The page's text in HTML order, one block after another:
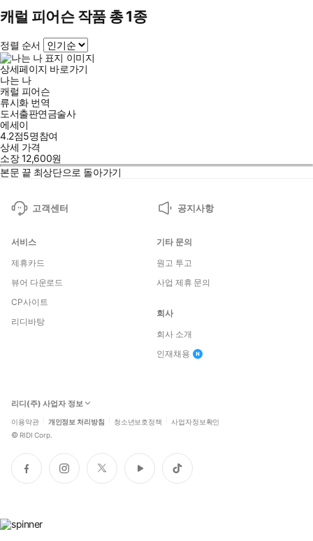
캐럴 피어슨 작품 총 1종
정렬 순서
상세페이지 바로가기
나는 나
캐럴 피어슨
류시화번역
도서출판연금술사
에세이
4.2점5명참여
상세 가격
소장12,600원
본문 끝 최상단으로 돌아가기
고객센터 공지사항
서비스
제휴카드
뷰어 다운로드
CP사이트
리디바탕
기타 문의
원고 투고
사업 제휴 문의
회사
회사 소개
인재채용
리디(주) 사업자 정보
이용약관 개인정보 처리방침 청소년보호정책 사업자정보확인
© RIDI Corp.
페
이
인
스
트
위
유
튜
틱
톡